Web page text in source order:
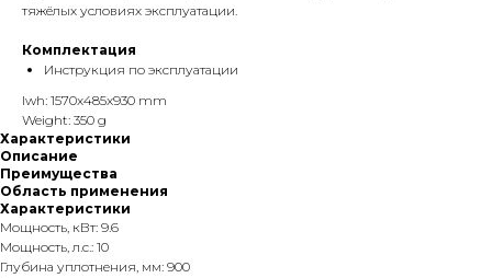
тяжёлых условиях эксплуатации.
Комплектация
Инструкция по эксплуатации
lwh: 1570x485x930 mm
Weight: 350 g
Характеристики
Описание
Преимущества
Область применения
Характеристики
Мощность, кВт: 9.6
Мощность, л.с.: 10
Глубина уплотнения, мм: 900